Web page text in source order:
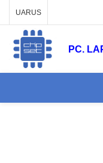
UARUS
PC.